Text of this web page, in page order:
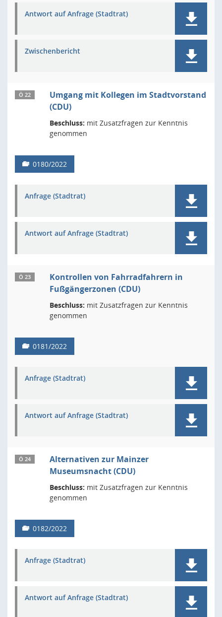
Antwort auf Anfrage (Stadtrat)
Zwischenbericht
Ö 22
Umgang mit Kollegen im Stadtvorstand
(CDU)
Beschluss: mit Zusatzfragen zur Kenntnis
genommen
0180/2022
Anfrage (Stadtrat)
Antwort auf Anfrage (Stadtrat)
Ö 23
Kontrollen von Fahrradfahrern in
Fußgängerzonen (CDU)
Beschluss: mit Zusatzfragen zur Kenntnis
genommen
0181/2022
Anfrage (Stadtrat)
Antwort auf Anfrage (Stadtrat)
Ö 24
Alternativen zur Mainzer
Museumsnacht (CDU)
Beschluss: mit Zusatzfragen zur Kenntnis
genommen
0182/2022
Anfrage (Stadtrat)
Antwort auf Anfrage (Stadtrat)